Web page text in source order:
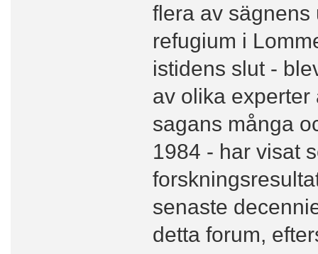
flera av sägnens
refugium i
istidens slut -
av olika experter
sagans många
1984 - har visat
senaste
detta forum,